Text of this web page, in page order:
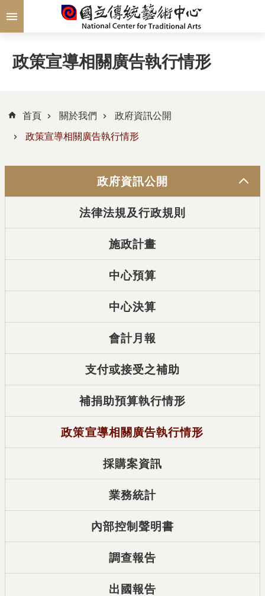
跳到主要內容區塊
政策宣導相關廣告執行情形
首頁 關於我們 政府資訊公開
政策宣導相關廣告執行情形
政府資訊公開
法律法規及行政規則
施政計畫
中心預算
中心決算
會計月報
支付或接受之補助
補捐助預算執行情形
政策宣導相關廣告執行情形
採購案資訊
業務統計
內部控制聲明書
調查報告
出國報告